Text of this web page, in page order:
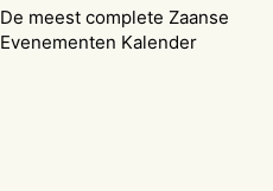
De meest complete Zaanse
Evenementen Kalender